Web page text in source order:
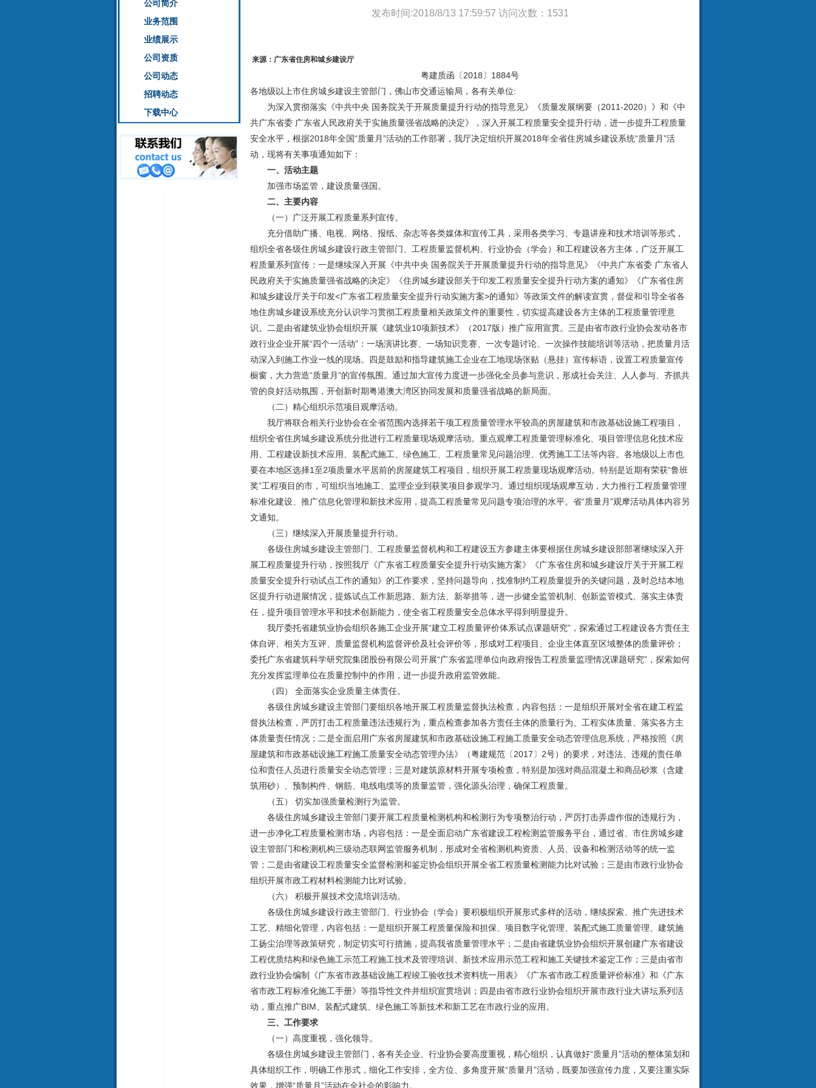
公司简介
业务范围
业绩展示
公司资质
公司动态
招聘动态
下载中心
发布时间:2018/8/13 17:59:57 访问次数：1531
来源：广东省住房和城乡建设厅
粤建质函〔2018〕1884号
各地级以上市住房城乡建设主管部门，佛山市交通运输局，各有关单位:
为深入贯彻落实《中共中央 国务院关于开展质量提升行动的指导意见》《质量发展纲要（2011-2020）》和《中
共广东省委 广东省人民政府关于实施质量强省战略的决定》，深入开展工程质量安全提升行动，进一步提升工程质量
安全水平，根据2018年全国“质量月”活动的工作部署，我厅决定组织开展2018年全省住房城乡建设系统“质量月”活
动，现将有关事项通知如下：
一、活动主题
加强市场监管，建设质量强国。
二、主要内容
（一）广泛开展工程质量系列宣传。
充分借助广播、电视、网络、报纸、杂志等各类媒体和宣传工具，采用各类学习、专题讲座和技术培训等形式，
组织全省各级住房城乡建设行政主管部门、工程质量监督机构、行业协会（学会）和工程建设各方主体，广泛开展工
程质量系列宣传：一是继续深入开展《中共中央 国务院关于开展质量提升行动的指导意见》《中共广东省委 广东省人
民政府关于实施质量强省战略的决定》《住房城乡建设部关于印发工程质量安全提升行动方案的通知》《广东省住房
和城乡建设厅关于印发<广东省工程质量安全提升行动实施方案>的通知》等政策文件的解读宣贯，督促和引导全省各
地住房城乡建设系统充分认识学习贯彻工程质量相关政策文件的重要性，切实提高建设各方主体的工程质量管理意
识。二是由省建筑业协会组织开展《建筑业10项新技术》（2017版）推广应用宣贯。三是由省市政行业协会发动各市
政行业企业开展“四个一活动”：一场演讲比赛、一场知识竞赛、一次专题讨论、一次操作技能培训等活动，把质量月活
动深入到施工作业一线的现场。四是鼓励和指导建筑施工企业在工地现场张贴（悬挂）宣传标语，设置工程质量宣传
橱窗，大力营造“质量月”的宣传氛围。通过加大宣传力度进一步强化全员参与意识，形成社会关注、人人参与、齐抓共
管的良好活动氛围，开创新时期粤港澳大湾区协同发展和质量强省战略的新局面。
（二）精心组织示范项目观摩活动。
我厅将联合相关行业协会在全省范围内选择若干项工程质量管理水平较高的房屋建筑和市政基础设施工程项目，
组织全省住房城乡建设系统分批进行工程质量现场观摩活动。重点观摩工程质量管理标准化、项目管理信息化技术应
用、工程建设新技术应用、装配式施工、绿色施工、工程质量常见问题治理、优秀施工工法等内容。各地级以上市也
要在本地区选择1至2项质量水平居前的房屋建筑工程项目，组织开展工程质量现场观摩活动。特别是近期有荣获“鲁班
奖”工程项目的市，可组织当地施工、监理企业到获奖项目参观学习。通过组织现场观摩互动，大力推行工程质量管理
标准化建设、推广信息化管理和新技术应用，提高工程质量常见问题专项治理的水平。省“质量月”观摩活动具体内容另
文通知。
（三）继续深入开展质量提升行动。
各级住房城乡建设主管部门、工程质量监督机构和工程建设五方参建主体要根据住房城乡建设部部署继续深入开
展工程质量提升行动，按照我厅《广东省工程质量安全提升行动实施方案》《广东省住房和城乡建设厅关于开展工程
质量安全提升行动试点工作的通知》的工作要求，坚持问题导向，找准制约工程质量提升的关键问题，及时总结本地
区提升行动进展情况，提炼试点工作新思路、新方法、新举措等，进一步健全监管机制、创新监管模式、落实主体责
任，提升项目管理水平和技术创新能力，使全省工程质量安全总体水平得到明显提升。
我厅委托省建筑业协会组织各施工企业开展“建立工程质量评价体系试点课题研究”，探索通过工程建设各方责任主
体自评、相关方互评、质量监督机构监督评价及社会评价等，形成对工程项目、企业主体直至区域整体的质量评价；
委托广东省建筑科学研究院集团股份有限公司开展“广东省监理单位向政府报告工程质量监理情况课题研究”，探索如何
充分发挥监理单位在质量控制中的作用，进一步提升政府监管效能。
（四） 全面落实企业质量主体责任。
各级住房城乡建设主管部门要组织各地开展工程质量监督执法检查，内容包括：一是组织开展对全省在建工程监
督执法检查，严厉打击工程质量违法违规行为，重点检查参加各方责任主体的质量行为、工程实体质量、落实各方主
体质量责任情况；二是全面启用广东省房屋建筑和市政基础设施工程施工质量安全动态管理信息系统，严格按照《房
屋建筑和市政基础设施工程施工质量安全动态管理办法》（粤建规范〔2017〕2号）的要求，对违法、违规的责任单
位和责任人员进行质量安全动态管理；三是对建筑原材料开展专项检查，特别是加强对商品混凝土和商品砂浆（含建
筑用砂）、预制构件、钢筋、电线电缆等的质量监管，强化源头治理，确保工程质量。
（五） 切实加强质量检测行为监管。
各级住房城乡建设主管部门要开展工程质量检测机构和检测行为专项整治行动，严厉打击弄虚作假的违规行为，
进一步净化工程质量检测市场，内容包括：一是全面启动广东省建设工程检测监管服务平台，通过省、市住房城乡建
设主管部门和检测机构三级动态联网监管服务机制，形成对全省检测机构资质、人员、设备和检测活动等的统一监
管；二是由省建设工程质量安全监督检测和鉴定协会组织开展全省工程质量检测能力比对试验；三是由市政行业协会
组织开展市政工程材料检测能力比对试验。
（六） 积极开展技术交流培训活动。
各级住房城乡建设行政主管部门、行业协会（学会）要积极组织开展形式多样的活动，继续探索、推广先进技术
工艺、精细化管理，内容包括：一是组织开展工程质量保险和担保、项目数字化管理、装配式施工质量管理、建筑施
工扬尘治理等政策研究，制定切实可行措施，提高我省质量管理水平；二是由省建筑业协会组织开展创建广东省建设
工程优质结构和绿色施工示范工程施工技术及管理培训、新技术应用示范工程和施工关键技术鉴定工作；三是由省市
政行业协会编制《广东省市政基础设施工程竣工验收技术资料统一用表》《广东省市政工程质量评价标准》和《广东
省市政工程标准化施工手册》等指导性文件并组织宣贯培训；四是由省市政行业协会组织开展市政行业大讲坛系列活
动，重点推广BIM、装配式建筑、绿色施工等新技术和新工艺在市政行业的应用。
三、工作要求
（一）高度重视，强化领导。
各级住房城乡建设主管部门，各有关企业、行业协会要高度重视，精心组织，认真做好“质量月”活动的整体策划和
具体组织工作，明确工作形式，细化工作安排，全方位、多角度开展“质量月”活动，既要加强宣传力度，又要注重实际
效果，增强“质量月”活动在全社会的影响力。